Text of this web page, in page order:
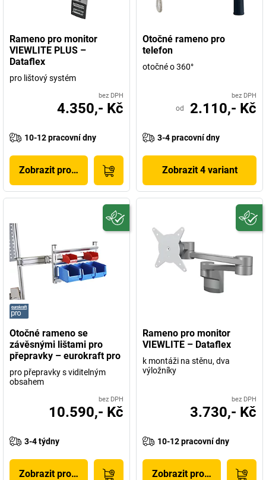
Rameno pro monitor
VIEWLITE PLUS –
Dataflex
pro lištový systém
bez DPH
4.350,- Kč
10-12 pracovní dny
Zobrazit produkt
Otočné rameno pro
telefon
otočné o 360°
bez DPH
od 2.110,- Kč
3-4 pracovní dny
Zobrazit 4 variant
Otočné rameno se
závěsnými lištami pro
přepravky – eurokraft pro
pro přepravky s viditelným
obsahem
bez DPH
10.590,- Kč
3-4 týdny
Zobrazit produkt
Rameno pro monitor
VIEWLITE – Dataflex
k montáži na stěnu, dva
výložníky
bez DPH
3.730,- Kč
10-12 pracovní dny
Zobrazit produkt